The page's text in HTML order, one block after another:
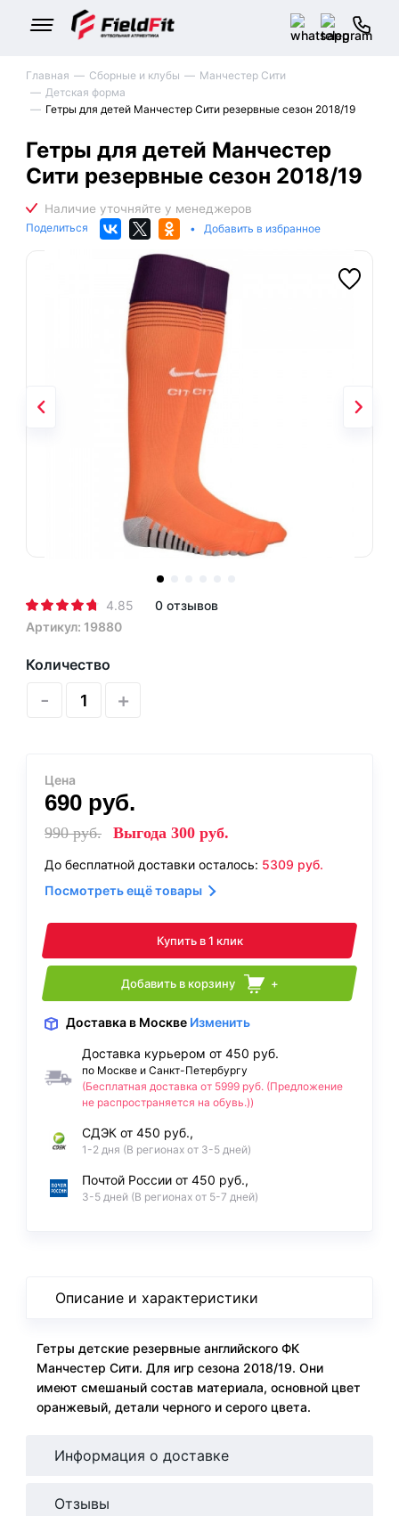
Главная Сборные и клубы
Манчестер Сити
Детская форма
Гетры для детей Манчестер Сити резервные сезон 2018/19
Гетры для детей Манчестер
Сити резервные сезон 2018/19
Поделиться • Добавить в избранное
4.85
0 отзывов
Артикул: 19880
Количество
- +
Цена
690 руб.
990руб. Выгода 300 руб.
До бесплатной доставки осталось: 5309 руб.
Посмотреть ещё товары
Купить в 1 клик
Добавить в корзину +
Доставка в Москве Изменить
Доставка курьером от 450 руб.
по Москве и Санкт-Петербургу
(Бесплатная доставка от 5999 руб. (Предложение
не распространяется на обувь.))
СДЭК от 450 руб.,
1-2 дня (В регионах от 3-5 дней)
Почтой России от 450 руб.,
3-5 дней (В регионах от 5-7 дней)
Описание и характеристики
Гетры детские резервные английского ФК
Манчестер Сити. Для игр сезона 2018/19. Они
имеют смешаный состав материала, основной цвет
оранжевый, детали черного и серого цвета.
Информация о доставке
Отзывы